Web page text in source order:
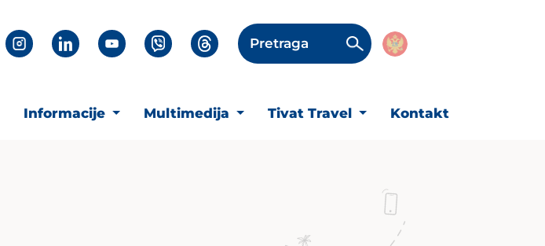
Pretraga
Informacije Multimedija Tivat Travel Kontakt